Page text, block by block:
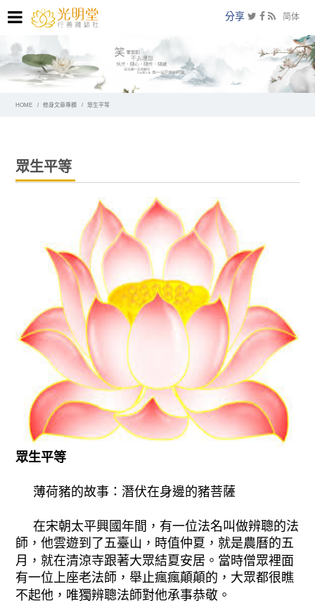
简体
分享
HOME 修身文章專欄 眾生平等
眾生平等
眾生平等
薄荷豬的故事：潛伏在身邊的豬菩薩
在宋朝太平興國年間，有一位法名叫做辨聰的法
師，他雲遊到了五臺山，時值仲夏，就是農曆的五
月，就在清涼寺跟著大眾結夏安居。當時僧眾裡面
有一位上座老法師，舉止瘋瘋顛顛的，大眾都很瞧
不起他，唯獨辨聰法師對他承事恭敬。